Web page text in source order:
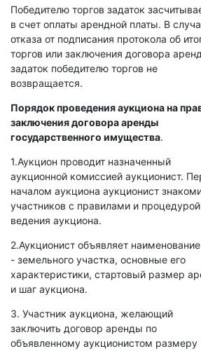
Победителю торгов задаток
в счет оплаты арендной платы. В
отказа от подписания протокола об
торгов или заключения договора
задаток победителю торгов не
возвращается.
Порядок проведения аукциона на
заключения договора аренды
государственного имущества.
1.Аукцион проводит назначенный
аукционной комиссией аукционист.
началом аукциона аукционист
участников с правилами и процедурой
ведения аукциона.
2.Аукционист объявляет наименование
- земельного участка, основные его
характеристики, стартовый размер
и шаг аукциона.
3. Участник аукциона, желающий
заключить договор аренды по
объявленному аукционистом размеру